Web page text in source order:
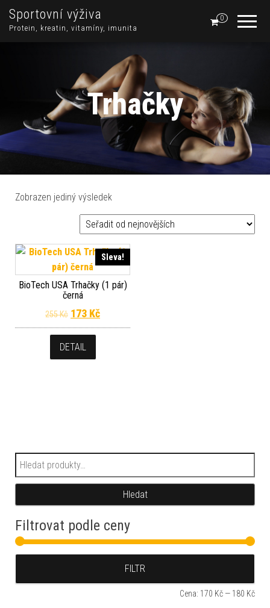
Sportovní výživa
Protein, kreatin, vitamíny, imunita
0
Trhačky
Zobrazen jediný výsledek
Sleva!
BioTech USA Trhačky (1 pár)
černá
255Kč Původní cena byla: 255 Kč.
173 KčAktuální cena je: 173 Kč.
DETAIL
Hledat:
Hledat
Filtrovat podle ceny
FILTR
Cena: 170 Kč — 180 Kč